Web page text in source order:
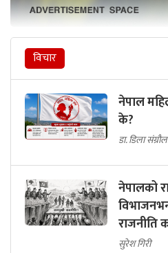
विचार
नेपाल
के?
डा. डिला
नेपालको
राजनीति
सुरेश गिरी